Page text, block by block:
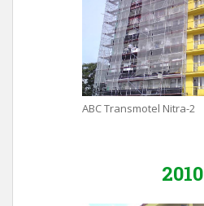
ABC Transmotel Nitra-2
2010